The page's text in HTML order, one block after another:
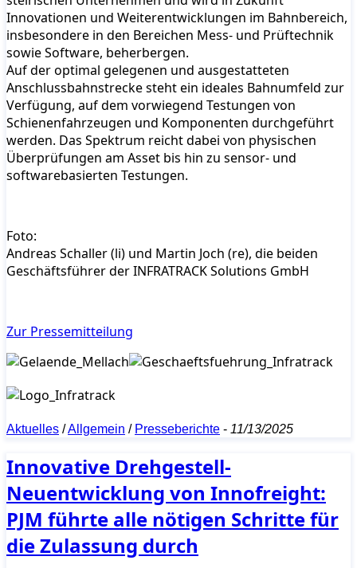
Innovationen und Weiterentwicklungen im Bahnbereich,
insbesondere in den Bereichen Mess- und Prüftechnik
sowie Software, beherbergen.
Auf der optimal gelegenen und ausgestatteten
Anschlussbahnstrecke steht ein ideales Bahnumfeld zur
Verfügung, auf dem vorwiegend Testungen von
Schienenfahrzeugen und Komponenten durchgeführt
werden. Das Spektrum reicht dabei von physischen
Überprüfungen am Asset bis hin zu sensor- und
softwarebasierten Testungen.
Foto:
Andreas Schaller (li) und Martin Joch (re), die beiden
Geschäftsführer der INFRATRACK Solutions GmbH
Zur Pressemitteilung
Aktuelles /Allgemein / Presseberichte - 11/13/2025
Innovative Drehgestell-
Neuentwicklung von Innofreight:
PJM führte alle nötigen Schritte für
die Zulassung durch